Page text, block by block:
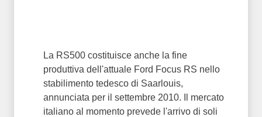
La RS500 costituisce anche la fine
produttiva dell'attuale Ford Focus RS nello
stabilimento tedesco di Saarlouis,
annunciata per il settembre 2010. Il mercato
italiano al momento prevede l'arrivo di soli